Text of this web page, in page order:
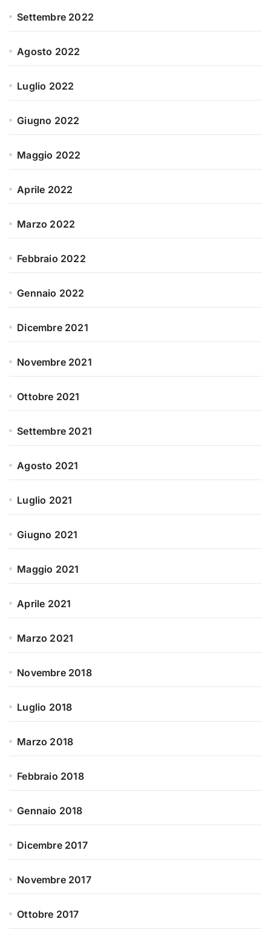
Settembre 2022
Agosto 2022
Luglio 2022
Giugno 2022
Maggio 2022
Aprile 2022
Marzo 2022
Febbraio 2022
Gennaio 2022
Dicembre 2021
Novembre 2021
Ottobre 2021
Settembre 2021
Agosto 2021
Luglio 2021
Giugno 2021
Maggio 2021
Aprile 2021
Marzo 2021
Novembre 2018
Luglio 2018
Marzo 2018
Febbraio 2018
Gennaio 2018
Dicembre 2017
Novembre 2017
Ottobre 2017